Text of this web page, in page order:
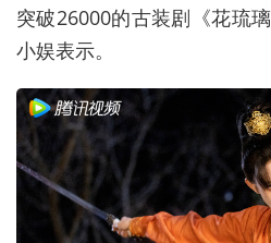
突破26000的古装剧《花琉
小娱表示。